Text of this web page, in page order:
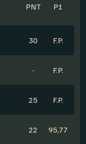
PNT P1
30 F.P.
- F.P.
25 F.P.
22 95,77